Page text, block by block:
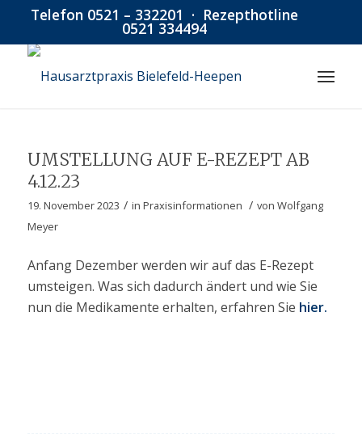
Telefon 0521 – 332201 · Rezepthotline
0521 334494
UMSTELLUNG AUF E-REZEPT AB
4.12.23
19. November 2023 / in Praxisinformationen / von Wolfgang
Meyer
Anfang Dezember werden wir auf das E-Rezept
umsteigen. Was sich dadurch ändert und wie Sie
nun die Medikamente erhalten, erfahren Sie hier.